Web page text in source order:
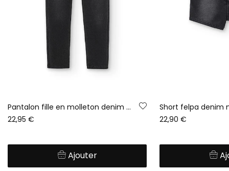
Pantalon fille en molleton denim noir
22,95 €
Ajouter
Short felpa denim
22,90 €